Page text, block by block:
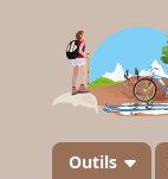
Outils